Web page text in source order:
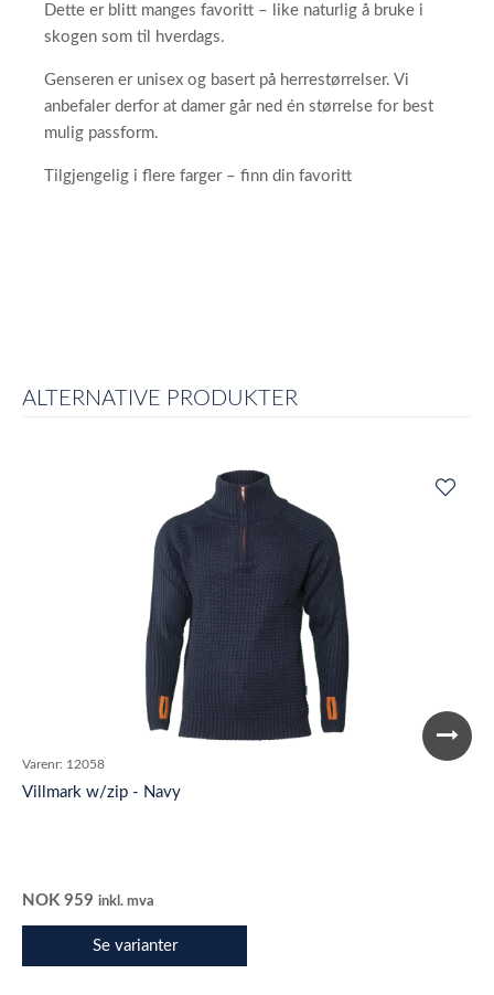
Dette er blitt manges favoritt – like naturlig å bruke i
skogen som til hverdags.
Genseren er unisex og basert på herrestørrelser. Vi
anbefaler derfor at damer går ned én størrelse for best
mulig passform.
Tilgjengelig i flere farger – finn din favoritt
ALTERNATIVE PRODUKTER
Varenr: 12058
Villmark w/zip - Navy
NOK 959 inkl. mva
Se varianter